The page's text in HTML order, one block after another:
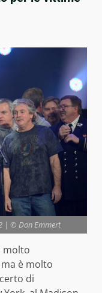
| © Don Emmert
molto
è molto
di